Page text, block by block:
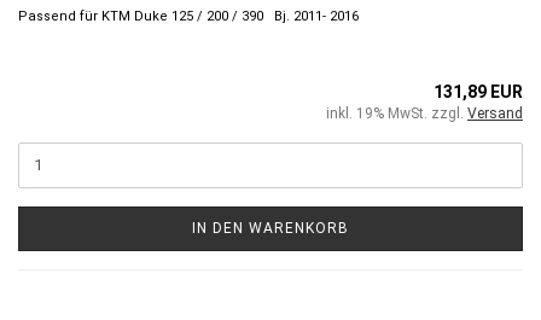
Passend für KTM Duke 125 / 200 / 390 Bj. 2011- 2016
131,89 EUR
inkl. 19% MwSt. zzgl. Versand
IN DEN WARENKORB